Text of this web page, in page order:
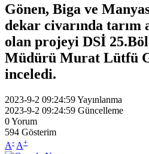
Gönen, Biga ve
dekar civarında tarım
olan projeyi DSİ
Müdürü Murat Lütfü
inceledi.
2023-9-2 09:24:59Yayınlanma
2023-9-2 09:24:59 Güncelleme
0Yorum
594 Gösterim
A- A+